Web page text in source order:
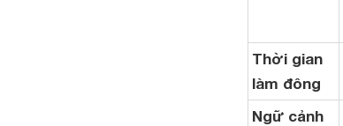
Thời gian
làm đông
Ngữ cảnh